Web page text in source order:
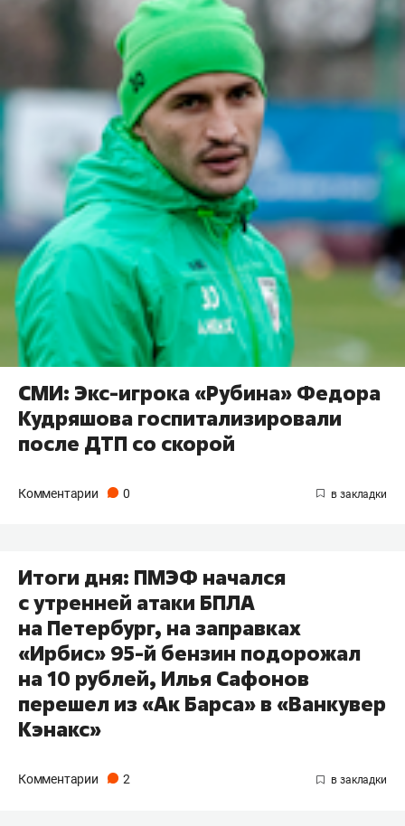
СМИ: Экс-игрока «Рубина» Федора
Кудряшова госпитализировали
после ДТП со скорой
Комментарии 0
Итоги дня: ПМЭФ начался
с утренней атаки БПЛА
на Петербург, на заправках
«Ирбис» 95-й бензин подорожал
на 10 рублей, Илья Сафонов
перешел из «Ак Барса» в «Ванкувер
Кэнакс»
Комментарии 2